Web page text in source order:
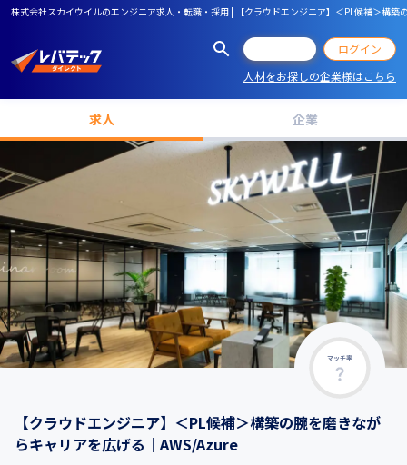
株式会社スカイウイルのエンジニア求人・転職・採用 | 【クラウドエンジニア】＜PL候補＞構
ログイン
人材をお探しの企業様はこちら
求人 企業
マッチ率
【クラウドエンジニア】＜PL候補＞構築の腕を磨きなが
らキャリアを広げる｜AWS/Azure